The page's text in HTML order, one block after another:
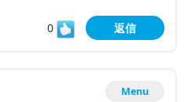
0
返信
Menu